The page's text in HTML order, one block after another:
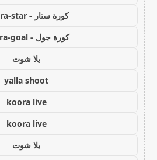
كورة ستار - koora-star
كورة جول - koora-goal
يلا شوت
yalla shoot
koora live
koora live
يلا شوت